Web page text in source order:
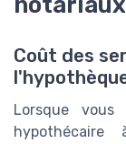
Coût des
Lorsque